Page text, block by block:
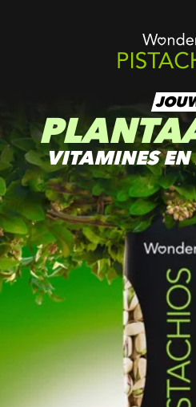
VITAMINES EN